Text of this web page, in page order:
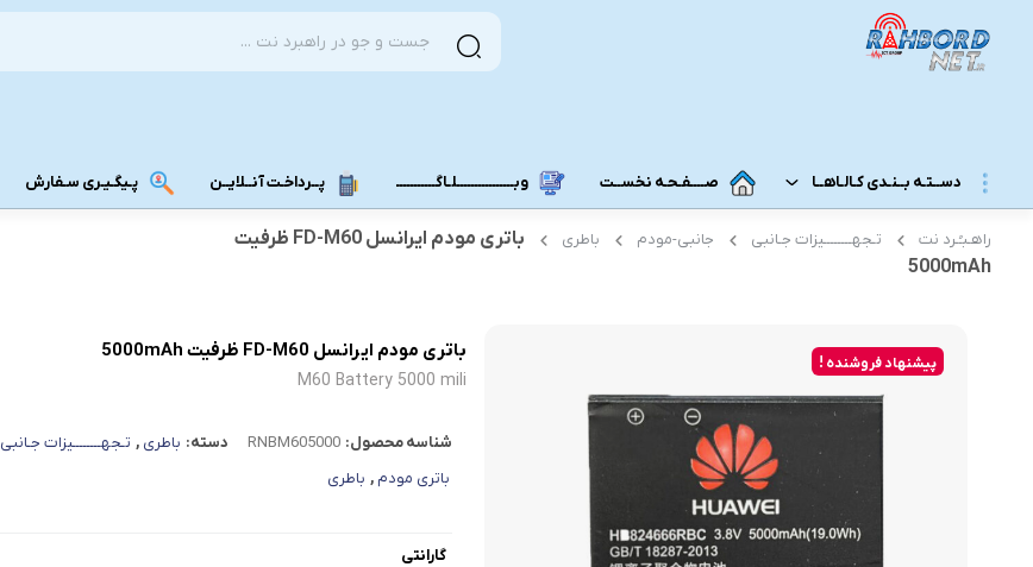
دســتـه بــنـدی کـالـاهــا
مــودم 3G/4G/5G/TD-LTE
مودم 3G رومیزی
مـــودم هـــــمـراه
مودم 4G همراه
مـــحـصـولات ایــــرانـســـــــــل
مــــحـصـولات هــــــمــراه اول
مـــــــحـصــولات رایـــــــتـــــــل
محصولات اپراتورهای همراه
صــــفـحـه نخســت وبــــــــــــــــلـاگـــــــــــ پــرداخـت آنــلایــن پـیگـیـری سـفارش
راهـبـُـرد نت تـجهــــــــیزات جـانبی جانبی-مودم باطری
باتری مودم ایرانسل FD-M60 ظرفیت
5000mAh
پیشنهاد فروشنده !
باتری مودم ایرانسل FD-M60 ظرفیت 5000mAh
M60 Battery 5000 mili
شناسه محصول: RNBM605000 دسته: باطری , تـجهــــــــیزات جـانبی
باتری مودم , باطری
گارانتی